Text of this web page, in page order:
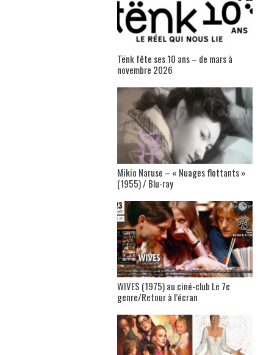
Tënk fête ses 10 ans – de mars à
novembre 2026
Mikio Naruse – « Nuages flottants »
(1955) / Blu-ray
WIVES (1975) au ciné-club Le 7e
genre/Retour à l’écran